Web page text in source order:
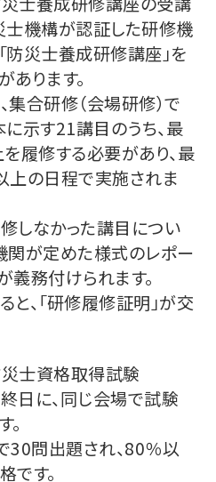
士機構が認証した研修機
防災士養成研修講座」を
ります。
集合研修（会場研修）で
に示す21講目のうち、最
履修する必要があり、最
上の日程で実施されま
しなかった講目につい
関が定めた様式のレポー
義務付けられます。
、「研修履修証明」が交
士資格取得試験
日に、同じ会場で試験
30問出題され、80％以
です。